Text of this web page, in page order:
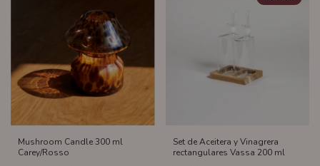
Mushroom Candle 300 ml
Carey/Rosso
Set de Aceitera y Vinagrera
rectangulares Vassa 200 ml